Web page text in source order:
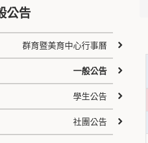
公告
群育暨美育中心行事曆
一般公告
學生公告
社團公告